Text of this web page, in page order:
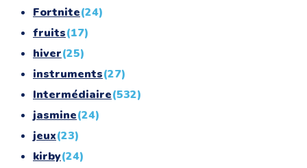
Fortnite(24)
fruits(17)
hiver(25)
instruments(27)
Intermédiaire(532)
jasmine(24)
jeux(23)
kirby(24)